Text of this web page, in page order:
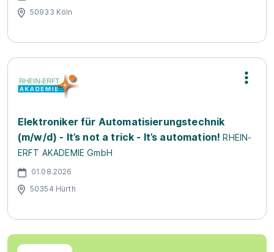
50933 Köln
Elektroniker für Automatisierungstechnik
(m/w/d) - It’s not a trick - It’s automation! RHEIN-
ERFT AKADEMIE GmbH
01.08.2026
50354 Hürth